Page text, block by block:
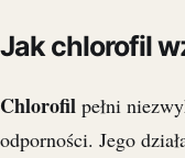
Jak chlorofil
Chlorofil pełni
odporności. Jego